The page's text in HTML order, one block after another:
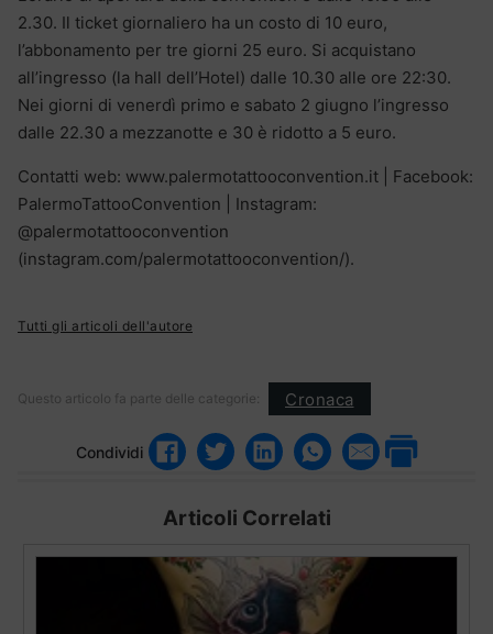
2.30. Il ticket giornaliero ha un costo di 10 euro,
l’abbonamento per tre giorni 25 euro. Si acquistano
all’ingresso (la hall dell’Hotel) dalle 10.30 alle ore 22:30.
Nei giorni di venerdì primo e sabato 2 giugno l’ingresso
dalle 22.30 a mezzanotte e 30 è ridotto a 5 euro.
Contatti web: www.palermotattooconvention.it | Facebook:
PalermoTattooConvention | Instagram:
@palermotattooconvention
(instagram.com/palermotattooconvention/).
Tutti gli articoli dell'autore
Questo articolo fa parte delle categorie: Cronaca
Condividi
Articoli Correlati